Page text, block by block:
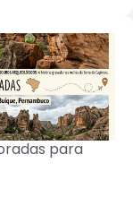
para